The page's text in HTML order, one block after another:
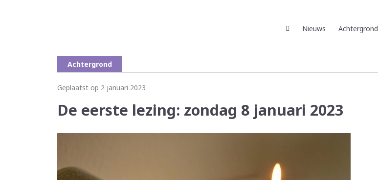
Nieuws Achtergrond
Achtergrond
Geplaatst op 2 januari 2023
De eerste lezing: zondag 8 januari 2023